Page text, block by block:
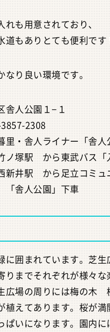
も用意されており、
道もありとても便利です
り良い環境です。
舎人公園１−１
2308
里・舎人ライナー「舎
ノ塚駅 から東武バス「
新井駅 から足立コミュ
「舎人公園」下車
に囲まれています。芝生
りまでそれぞれが様々
広場の周りには梅の木
植えてあります。桜が
ぱいになります。園内